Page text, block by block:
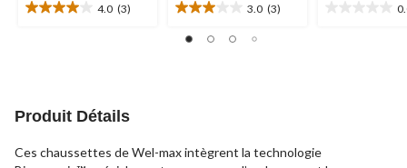
4.0 (3)
4.0
3.0 (3)
3.0
étoile(s)
Produit Détails
Ces chaussettes de Wel-max intègrent la technologie